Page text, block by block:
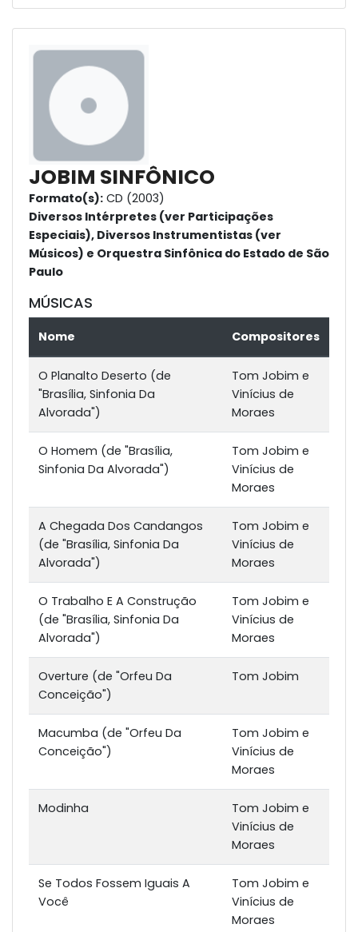
JOBIM SINFÔNICO
Formato(s): CD (2003)
Diversos Intérpretes (ver Participações
Especiais), Diversos Instrumentistas (ver
Músicos) e Orquestra Sinfônica do Estado de São
Paulo
MÚSICAS
Nome Compositores
O Planalto Deserto (de
"Brasília, Sinfonia Da
Alvorada")
Tom Jobim e
Vinícius de
Moraes
O Homem (de "Brasília,
Sinfonia Da Alvorada")
Tom Jobim e
Vinícius de
Moraes
A Chegada Dos Candangos
(de "Brasília, Sinfonia Da
Alvorada")
Tom Jobim e
Vinícius de
Moraes
O Trabalho E A Construção
(de "Brasília, Sinfonia Da
Alvorada")
Tom Jobim e
Vinícius de
Moraes
Overture (de "Orfeu Da
Conceição")
Tom Jobim
Macumba (de "Orfeu Da
Conceição")
Tom Jobim e
Vinícius de
Moraes
Modinha
Tom Jobim e
Vinícius de
Moraes
Se Todos Fossem Iguais A
Você
Tom Jobim e
Vinícius de
Moraes